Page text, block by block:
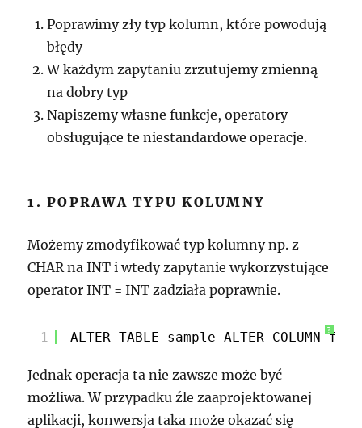
Poprawimy zły typ kolumn, które powodują
błędy
W każdym zapytaniu zrzutujemy zmienną
na dobry typ
Napiszemy własne funkcje, operatory
obsługujące te niestandardowe operacje.
1. POPRAWA TYPU KOLUMNY
Możemy zmodyfikować typ kolumny np. z
CHAR na INT i wtedy zapytanie wykorzystujące
operator INT = INT zadziała poprawnie.
?
1 ALTER TABLE sample ALTER COLUMN foo
Jednak operacja ta nie zawsze może być
możliwa. W przypadku źle zaaprojektowanej
aplikacji, konwersja taka może okazać się